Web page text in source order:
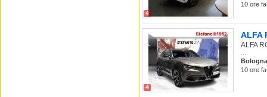
4
10 ore
4
ALFA
ALFA
...
Bologna
10 ore